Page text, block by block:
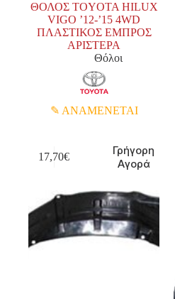
ΘΟΛΟΣ TOYOTA HILUX
VIGO ’12-’15 4WD
ΠΛΑΣΤΙΚΟΣ ΕΜΠΡΟΣ
ΑΡΙΣΤΕΡΑ
Θόλοι
ΑΝΑΜΕΝΕΤΑΙ
17,70€
Γρήγορη
Αγορά